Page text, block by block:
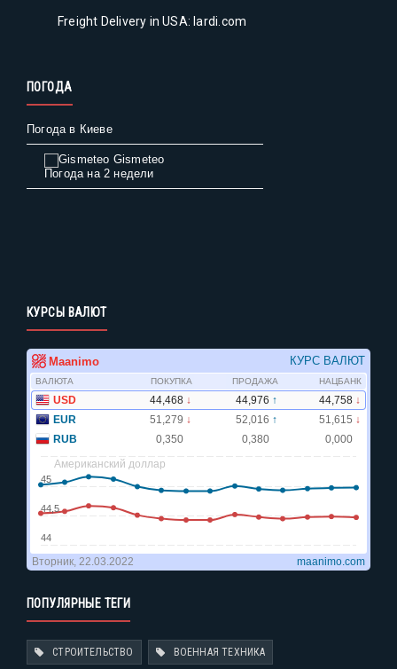
Freight Delivery in USA: lardi.com
ПОГОДА
Погода в Киеве
Gismeteo
Погода на 2 недели
КУРСЫ ВАЛЮТ
ПОПУЛЯРНЫЕ ТЕГИ
СТРОИТЕЛЬСТВО ВОЕННАЯ ТЕХНИКА